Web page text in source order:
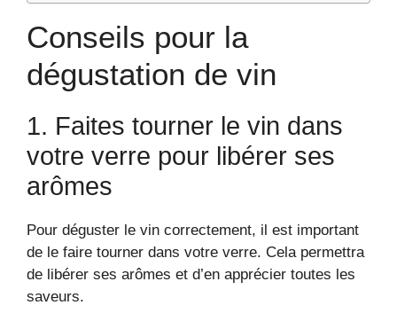
Conseils pour la
dégustation de vin
1. Faites tourner le vin dans
votre verre pour libérer ses
arômes
Pour déguster le vin correctement, il est important
de le faire tourner dans votre verre. Cela permettra
de libérer ses arômes et d’en apprécier toutes les
saveurs.